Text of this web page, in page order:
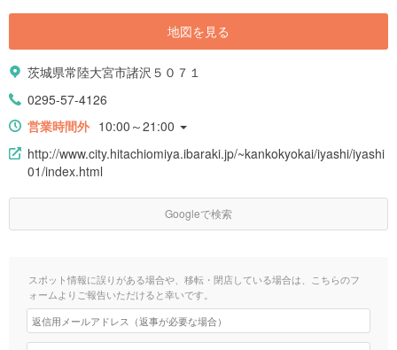
地図を見る
茨城県常陸大宮市諸沢５０７１
0295-57-4126
営業時間外 10:00～21:00
http://www.city.hitachiomiya.ibaraki.jp/~kankokyokai/iyashi/iyashi
01/index.html
Googleで検索
スポット情報に誤りがある場合や、移転・閉店している場合は、こちらのフ
ォームよりご報告いただけると幸いです。